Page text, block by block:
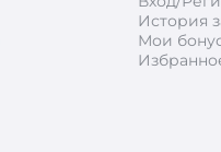
История
Мои